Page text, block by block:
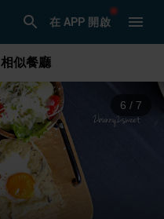
在 APP 開啟
相似餐廳
6 / 7